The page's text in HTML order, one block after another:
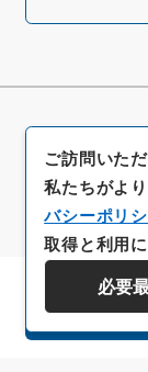
ご訪問いた
私たちがよ
バシーポリ
取得と利用
必要